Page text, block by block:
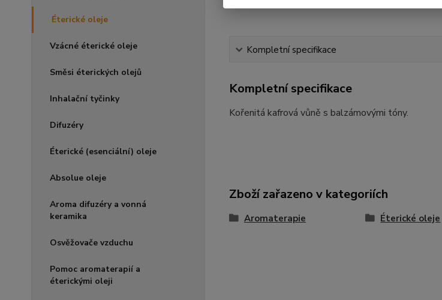
Éterické oleje
Vzácné éterické oleje
Směsi éterických olejů
Inhalační tyčinky
Difuzéry
Éterické (esenciální) oleje
Absolue oleje
Aroma difuzéry a vonná
keramika
Osvěžovače vzduchu
Pomoc aromaterapií a
éterickými oleji
Kompletní specifikace
Kompletní specifikace
Kořenitá kafrová vůně s balzámovými tóny.
Zboží zařazeno v kategoriích
Aromaterapie Éterické oleje